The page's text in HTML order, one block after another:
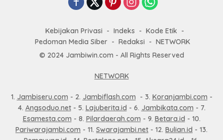
Kebijakan Privasi Indeks
Kode Etik
Pedoman Media Siber
Redaksi
NETWORK
© 2024 Jambiwin.com - All Rights Reserved
NETWORK
1. Jambiseru.com - 2. Jambiflash.com - 3. Koranjambi.com -
4. Angsoduo.net- 5. Lajuberita.id - 6. Jambikata.com - 7.
Esamesta.com - 8. Pilardaerah.com - 9. Betara.id - 10.
Pariwarajambi.com - 11. Swarajambi.net - 12. Bulian.id - 13.